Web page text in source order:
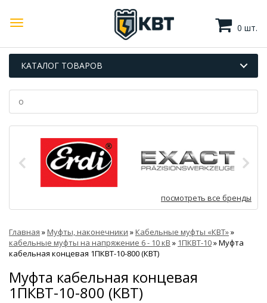
0 шт.
КАТАЛОГ ТОВАРОВ
посмотреть все бренды
Главная »Муфты, наконечники »Кабельные муфты «КВТ»»
кабельные муфты на напряжение 6 - 10 кВ » 1ПКВТ-10»Муфта
кабельная концевая 1ПКВТ-10-800 (КВТ)
Муфта кабельная концевая
1ПКВТ-10-800 (КВТ)